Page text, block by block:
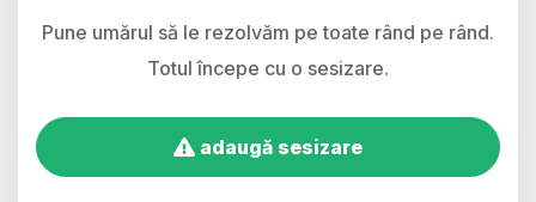
Pune umărul să le rezolvăm pe toate rând pe rând.
Totul începe cu o sesizare.
adaugă sesizare